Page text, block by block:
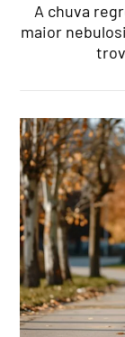
A chuva
maior